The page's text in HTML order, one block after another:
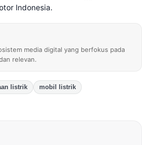
Indonesia.
media digital yang berfokus pada
relevan.
listrik
mobil listrik